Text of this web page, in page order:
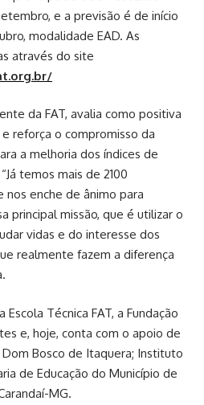
e a previsão é de início
modalidade EAD. As
através do site
da FAT, avalia como positiva
reforça o compromisso da
a melhoria dos índices de
temos mais de 2100
nos enche de ânimo para
principal missão, que é utilizar o
vidas e do interesse dos
realmente fazem a diferença
Técnica FAT, a Fundação
e, hoje, conta com o apoio de
Dom Bosco de Itaquera; Instituto
de Educação do Município de
MG.